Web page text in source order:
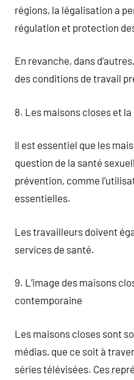
régions, la légalisation a
régulation et protection
En revanche, dans
des conditions de travail
8. Les maisons closes et
Il est essentiel que les
question de la santé
prévention, comme
essentielles.
Les travailleurs doivent
services de santé.
9. L’image des maisons
contemporaine
Les maisons closes sont
médias, que ce soit à
séries télévisées. Ces